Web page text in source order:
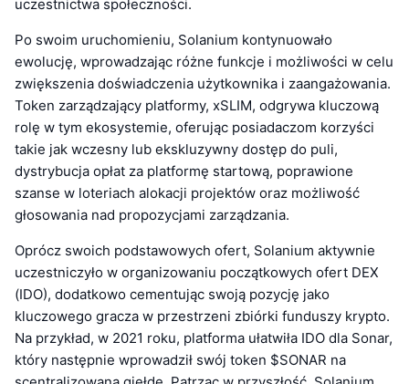
uczestnictwa społeczności.
Po swoim uruchomieniu, Solanium kontynuowało
ewolucję, wprowadzając różne funkcje i możliwości w celu
zwiększenia doświadczenia użytkownika i zaangażowania.
Token zarządzający platformy, xSLIM, odgrywa kluczową
rolę w tym ekosystemie, oferując posiadaczom korzyści
takie jak wczesny lub ekskluzywny dostęp do puli,
dystrybucja opłat za platformę startową, poprawione
szanse w loteriach alokacji projektów oraz możliwość
głosowania nad propozycjami zarządzania.
Oprócz swoich podstawowych ofert, Solanium aktywnie
uczestniczyło w organizowaniu początkowych ofert DEX
(IDO), dodatkowo cementując swoją pozycję jako
kluczowego gracza w przestrzeni zbiórki funduszy krypto.
Na przykład, w 2021 roku, platforma ułatwiła IDO dla Sonar,
który następnie wprowadził swój token $SONAR na